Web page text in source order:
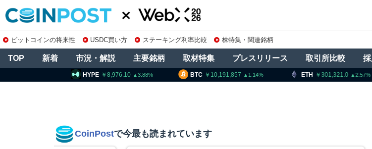
ビットコインの将来性 USDC買い方 ステーキング利率比較 株特集・関連銘柄
TOP 新着 市況・解説 主要銘柄 取材特集 プレスリリース 取引所比較
BTC 10,191,857 ETH 301,321.0 XRP 167.61
CoinPostで今最も読まれています